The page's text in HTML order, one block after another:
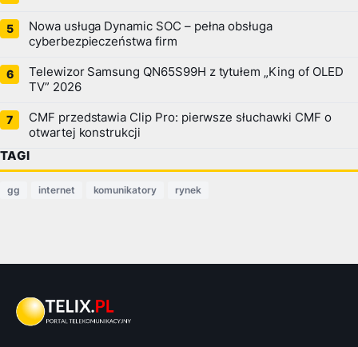
Nowa usługa Dynamic SOC – pełna obsługa
cyberbezpieczeństwa firm
Telewizor Samsung QN65S99H z tytułem „King of OLED
TV” 2026
CMF przedstawia Clip Pro: pierwsze słuchawki CMF o
otwartej konstrukcji
TAGI
gg internet komunikatory rynek